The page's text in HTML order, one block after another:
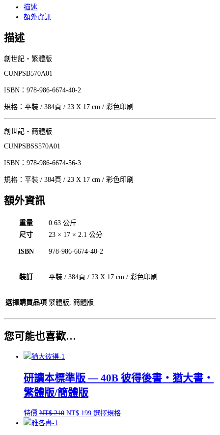
01
創
記‧
繁
版/
體
版
數
描述
額外資訊
描述
創世記‧繁體版
CUNPSB570A01
ISBN：978-986-6674-40-2
規格：平裝 / 384頁 / 23 X 17 cm / 彩色印刷
創世記‧簡體版
CUNPSBSS570A01
ISBN：978-986-6674-56-3
規格：平裝 / 384頁 / 23 X 17 cm / 彩色印刷
額外資訊
重量
0.63 公斤
尺寸
23 × 17 × 2.1 公分
ISBN 978-986-6674-40-2
裝訂 平裝 / 384頁 / 23 X 17 cm / 彩色印刷
選擇購買品項 繁體版, 簡體版
您可能也喜歡…
研讀本標準版 — 40B 彼得後書‧猶大書‧
繁體版/簡體版
特價 NT$210 原
NT$ 199目選擇規格此